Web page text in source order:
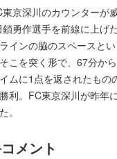
京深川のカウンターが
勇作選手を前線に上げ
インの脇のスペースと
こを突く形で、67分か
ムに1点を返されたもの
利。FC東京深川が昨年
。
メント